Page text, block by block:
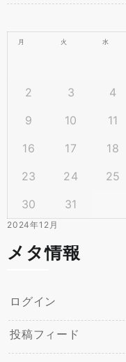
2024年12月
月 火 水
2
3 4
9
10 11
16
17 18
23
24 25
30
31
メタ情報
ログイン
投稿フィード